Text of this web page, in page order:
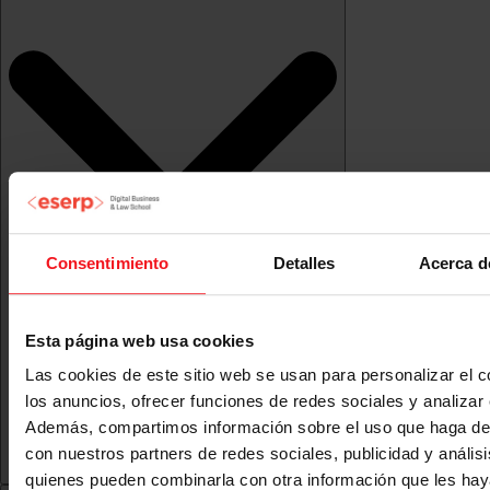
Consentimiento Detalles Acerca
Esta página web usa cookies
Las cookies de este sitio web se usan para personalizar el
los anuncios, ofrecer funciones de redes sociales y analizar
Además, compartimos información sobre el uso que haga
con nuestros partners de redes sociales, publicidad y
quienes pueden combinarla con otra información que les